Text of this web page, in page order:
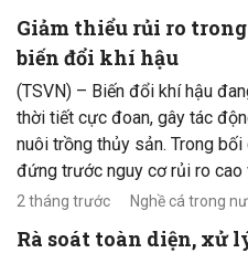
Giảm thiểu rủi ro
biến đổi khí hậu
(TSVN) – Biến đổi khí hậu
thời tiết cực đoan, gây tác
nuôi trồng thủy sản. Trong
đứng trước nguy cơ rủi ro cao
phí, đặt ra yêu cầu cấp thiết
2 tháng trước Nghề cá trong
Rà soát toàn diện, xử